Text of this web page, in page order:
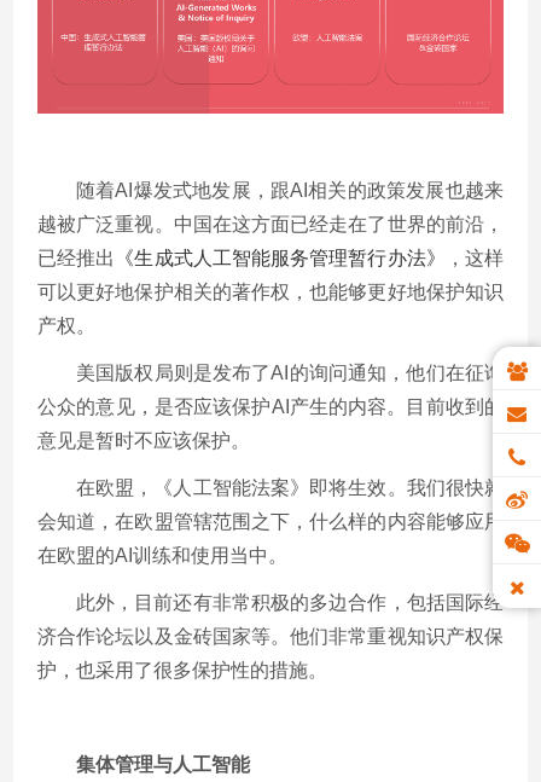
随着AI爆发式地发展，跟AI相关的政策发展也越来
越被广泛重视。中国在这方面已经走在了世界的前沿，
已经推出
《生成式人工智能服务管理暂行办法》
，这样
可以更好地保护相关的著作权，也能够更好地保护知识
产权。
美国版权局则是发布了AI的询问通知，他们在征询
公众的意见，是否应该保护AI产生的内容。目前收到的
意见是暂时不应该保护。
在欧盟，《人工智能法案》即将生效。我们很快就
会知道，在欧盟管辖范围之下，什么样的内容能够应用
在欧盟的AI训练和使用当中。
此外，目前还有非常积极的多边合作，包括国际经
济合作论坛以及金砖国家等。他们非常重视知识产权保
护，也采用了很多保护性的措施。
集体管理与人工智能